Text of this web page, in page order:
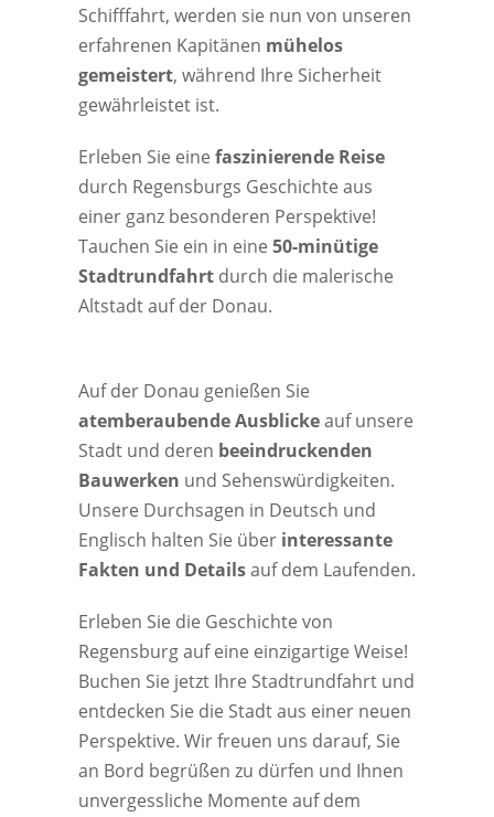
Schifffahrt, werden sie nun von unseren
erfahrenen Kapitänen mühelos
gemeistert, während Ihre Sicherheit
gewährleistet ist.
Erleben Sie eine faszinierende Reise
durch Regensburgs Geschichte aus
einer ganz besonderen Perspektive!
Tauchen Sie ein in eine 50-minütige
Stadtrundfahrtdurch die malerische
Altstadt auf der Donau.
Auf der Donau genießen Sie
atemberaubende Ausblickeauf unsere
Stadt und deren beeindruckenden
Bauwerken und Sehenswürdigkeiten.
Unsere Durchsagen in Deutsch und
Englisch halten Sie über interessante
Fakten und Detailsauf dem Laufenden.
Erleben Sie die Geschichte von
Regensburg auf eine einzigartige Weise!
Buchen Sie jetzt Ihre Stadtrundfahrt und
entdecken Sie die Stadt aus einer neuen
Perspektive. Wir freuen uns darauf, Sie
an Bord begrüßen zu dürfen und Ihnen
unvergessliche Momente auf dem